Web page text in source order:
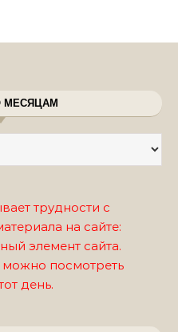
МЕСЯЦАМ
трудности с
на сайте:
элемент сайта.
можно посмотреть
день.